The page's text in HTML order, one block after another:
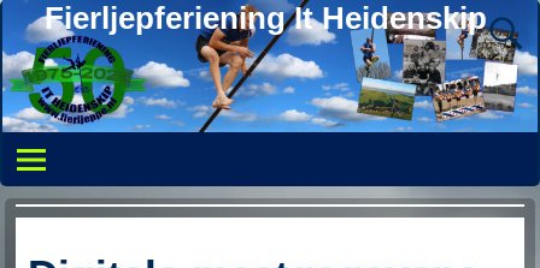
Fierljepferiening It Heidenskip